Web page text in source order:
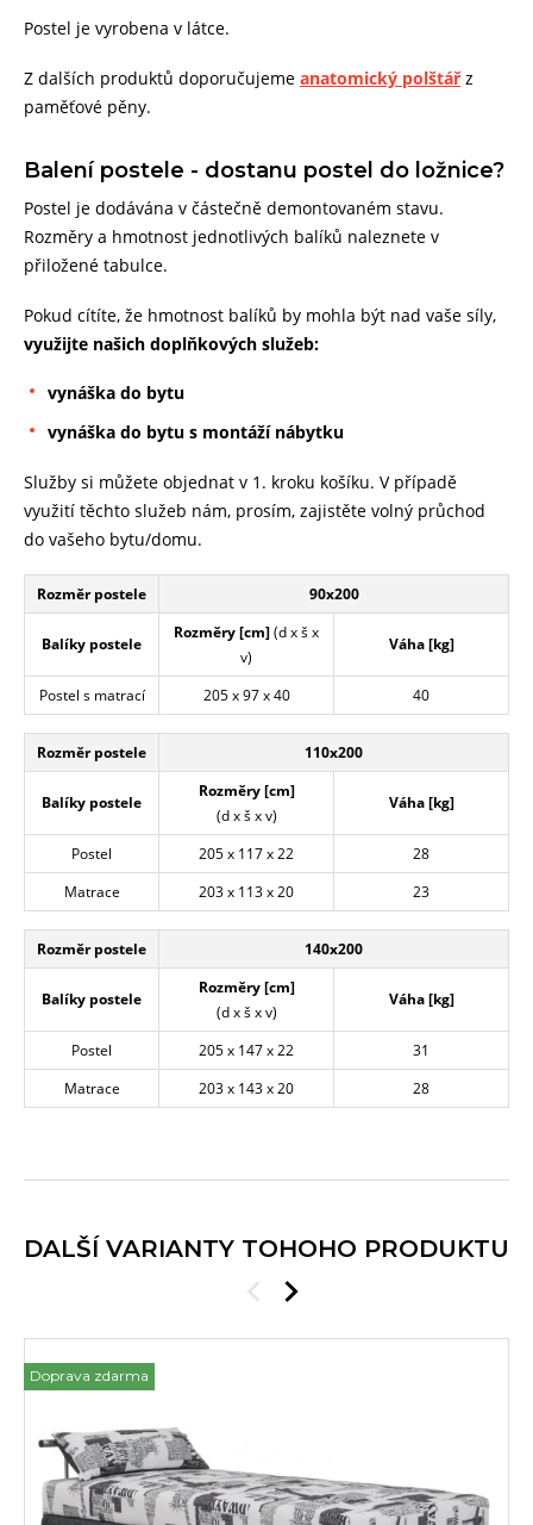
Postel je vyrobena v látce.
Z dalších produktů doporučujeme anatomický polštářz
paměťové pěny.
Balení postele - dostanu postel do ložnice?
Postel je dodávána v částečně demontovaném stavu.
Rozměry a hmotnost jednotlivých balíků naleznete v
přiložené tabulce.
Pokud cítíte, že hmotnost balíků by mohla být nad vaše síly,
využijte našich doplňkových služeb:
vynáška do bytu
vynáška do bytu s montáží nábytku
Služby si můžete objednat v 1. kroku košíku. V případě
využití těchto služeb nám, prosím, zajistěte volný průchod
do vašeho bytu/domu.
Rozměr postele 90x200
Balíky postele
Rozměry [cm](d x š x
v)
Váha [kg]
Postel s matrací 205 x 97 x 40 40
Rozměr postele 110x200
Balíky postele
Rozměry [cm]
(d x š x v)
Váha [kg]
Postel 205 x 117 x 22
28
Matrace
203 x 113 x 20 23
Rozměr postele 140x200
Balíky postele
Rozměry [cm]
(d x š x v)
Váha [kg]
Postel 205 x 147 x 22
31
Matrace
203 x 143 x 20 28
DALŠÍ VARIANTY TOHOHO PRODUKTU
Doprava zdarma